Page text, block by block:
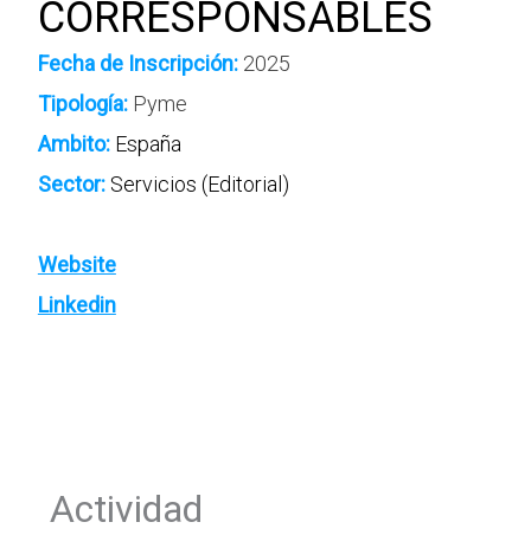
CORRESPONSABLES
Fecha de Inscripción:2025
Tipología:Pyme
Ambito: España
Sector: Servicios (Editorial)
Website
Linkedin
Actividad